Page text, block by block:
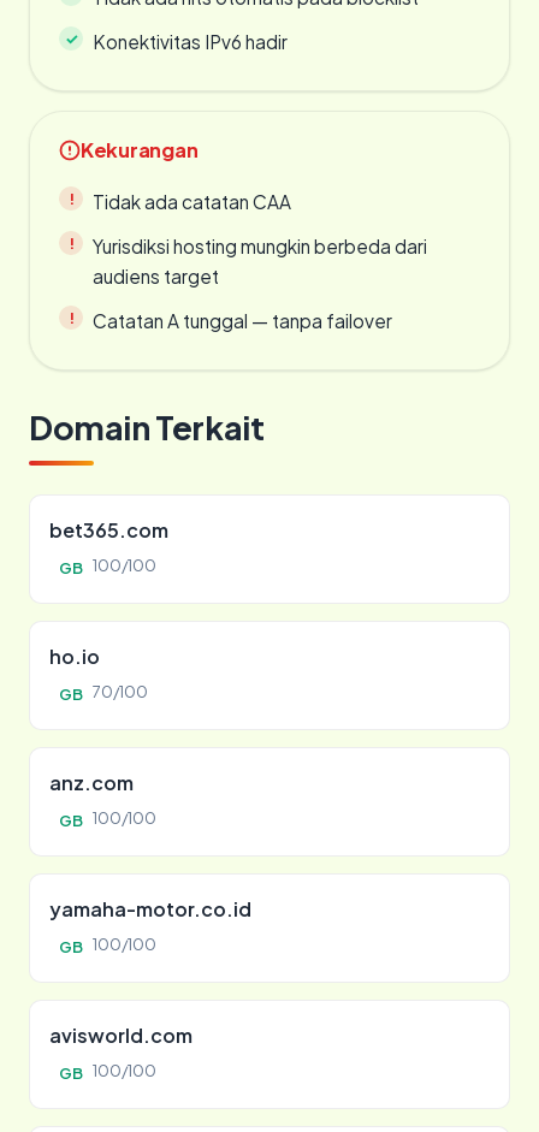
Konektivitas IPv6 hadir
Kekurangan
Tidak ada catatan CAA
Yurisdiksi hosting mungkin berbeda dari
audiens target
Catatan A tunggal — tanpa failover
Domain Terkait
bet365.com
GB 100/100
ho.io
GB 70/100
anz.com
GB 100/100
yamaha-motor.co.id
GB 100/100
avisworld.com
GB 100/100